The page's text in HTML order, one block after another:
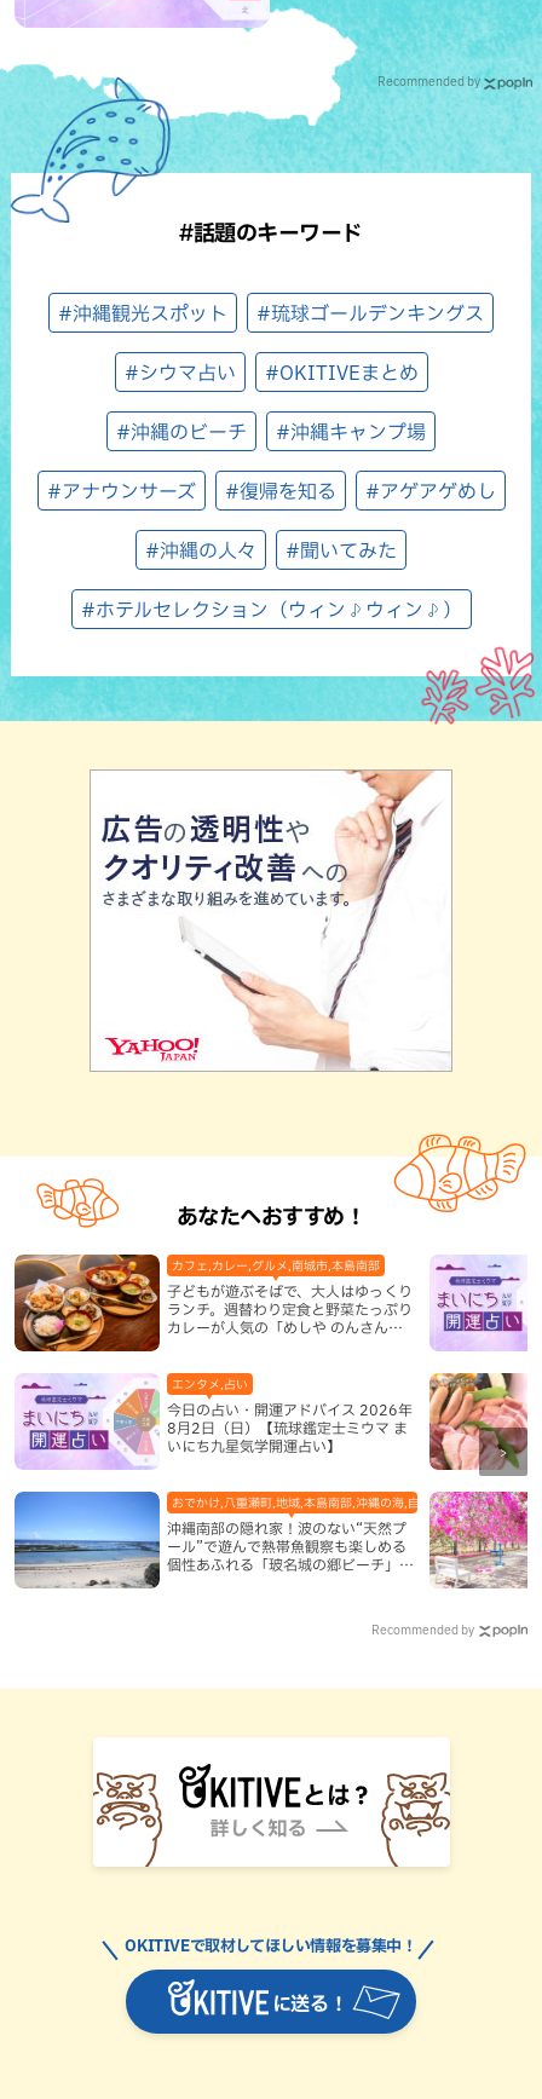
Recommended by
#話題のキーワード
#沖縄観光スポット #琉球ゴールデンキングス
#シウマ占い #OKITIVEまとめ
#沖縄のビーチ #沖縄キャンプ場
#アナウンサーズ #復帰を知る #アゲアゲめし
#沖縄の人々 #聞いてみた
#ホテルセレクション（ウィン♪ウィン♪）
あなたへおすすめ！
子どもが遊ぶそばで、大人はゆっくり
ランチ。週替わり定食と野菜たっぷり
カレーが人気の「めしや のんさん」
カフェ,カレー,グルメ,南城市,本島南部
今日の占い・開運アドバイス 2026年
8月2日（日）【琉球鑑定士ミウマ ま
いにち九星気学開運占い】
エンタメ,占い
沖縄南部の隠れ家！波のない“天然プ
ール”で遊んで熱帯魚観察も楽しめる
個性あふれる「玻名城の郷ビーチ」
おでかけ,八重瀬町,地域,本島南部,沖縄の海,自然
Recommended by
に送る！
OKITIVEで取材してほしい情報を募集中！